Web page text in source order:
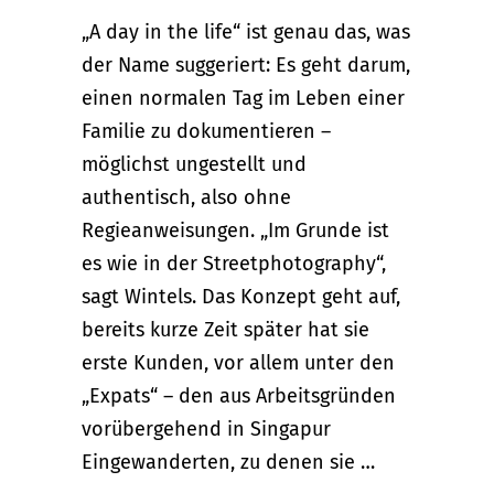
„A day in the life“ ist genau das, was
der Name suggeriert: Es geht darum,
einen normalen Tag im Leben einer
Familie zu dokumentieren –
möglichst ungestellt und
authentisch, also ohne
Regieanweisungen. „Im Grunde ist
es wie in der Streetphotography“,
sagt Wintels. Das Konzept geht auf,
bereits kurze Zeit später hat sie
erste Kunden, vor allem unter den
„Expats“ – den aus Arbeitsgründen
vorübergehend in Singapur
Eingewanderten, zu denen sie …